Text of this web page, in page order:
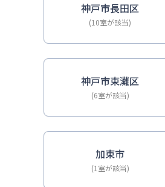
神戸市長田区
(10室が該当)
神戸市東灘区
(6室が該当)
加東市
(1室が該当)